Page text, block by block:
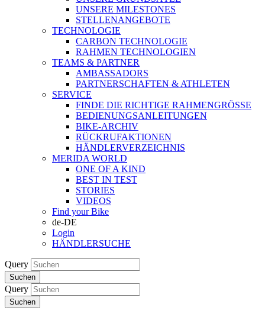
UNSERE MILESTONES
STELLENANGEBOTE
TECHNOLOGIE
CARBON TECHNOLOGIE
RAHMEN TECHNOLOGIEN
TEAMS & PARTNER
AMBASSADORS
PARTNERSCHAFTEN & ATHLETEN
SERVICE
FINDE DIE RICHTIGE RAHMENGRÖSSE
BEDIENUNGSANLEITUNGEN
BIKE-ARCHIV
RÜCKRUFAKTIONEN
HÄNDLERVERZEICHNIS
MERIDA WORLD
ONE OF A KIND
BEST IN TEST
STORIES
VIDEOS
Find your Bike
de-DE
Login
HÄNDLERSUCHE
Query
Suchen
Query
Suchen